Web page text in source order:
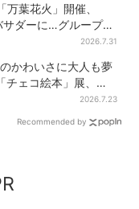
葉花火」開催、
ダーに…グループ楽
2026.7.31
かわいさに大人も夢
ェコ絵本」展、老
2026.7.23
Recommended by